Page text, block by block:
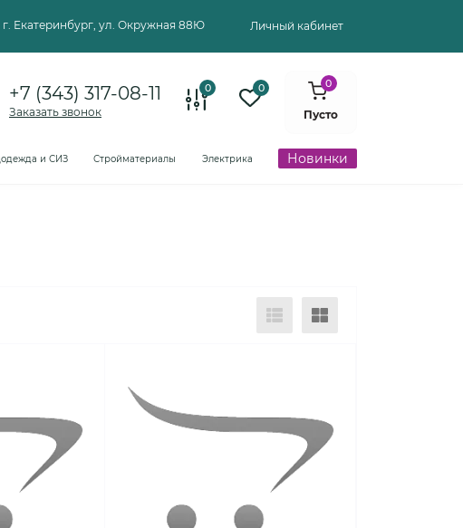
г. Екатеринбург, ул. Окружная 88Ю Личный кабинет
+7 (343) 317-08-11
Заказать звонок
0 0 0
Пусто
и СИЗ Стройматериалы Электрика Новинки